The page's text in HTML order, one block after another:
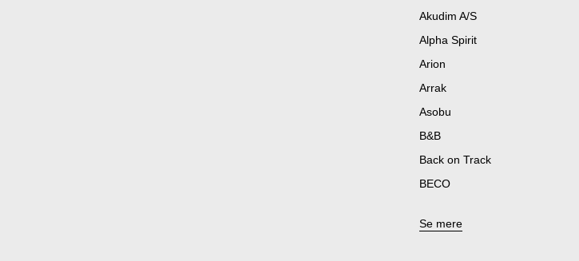
Akudim A/S
Alpha Spirit
Arion
Arrak
Asobu
B&B
Back on Track
BECO
Se mere